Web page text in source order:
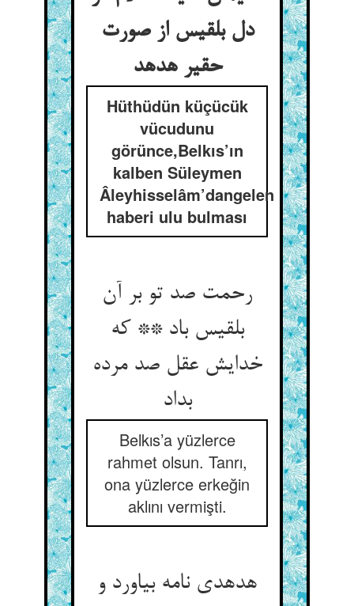
دل بلقیس از صورت
حقیر هدهد
Hüthüdün küçücük
vücudunu
görünce,Belkıs’ın
kalben Süleymen
Âleyhisselâm’dangelen
haberi ulu bulması
رحمت صد تو بر آن
بلقیس باد ** که
خدایش عقل صد مرده
بداد
Belkıs’a yüzlerce
rahmet olsun. Tanrı,
ona yüzlerce erkeğin
aklını vermişti.
هدهدی نامه بیاورد و